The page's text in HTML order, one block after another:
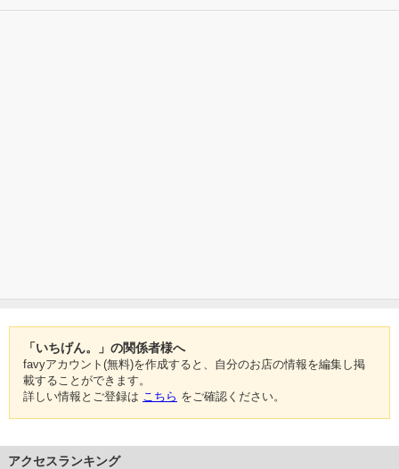
「いちげん。」の関係者様へ
favyアカウント(無料)を作成すると、自分のお店の情報を編集し掲
載することができます。
詳しい情報とご登録は こちら をご確認ください。
アクセスランキング